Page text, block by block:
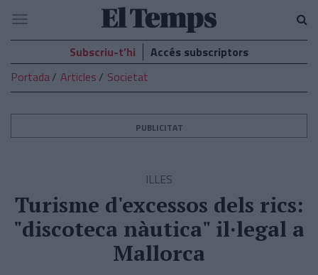
El
Temps
Navegació
Subscriu-t’hi
Accés subscriptors
Portada
Articles Societat
PUBLICITAT
ILLES
Turisme d'excessos dels rics:
"discoteca nàutica" il·legal a
Mallorca